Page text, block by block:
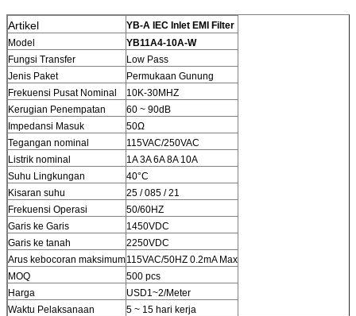
Artikel
YB-A IEC Inlet EMI Filter
Model
YB11A4-10A-W
Fungsi Transfer
Low Pass
Jenis Paket
Permukaan Gunung
Frekuensi Pusat Nominal
10K-30MHZ
Kerugian Penempatan
60 ~ 90dB
Impedansi Masuk
50Ω
Tegangan nominal
115VAC/250VAC
Listrik nominal
1A 3A 6A 8A 10A
Suhu Lingkungan
40°C
Kisaran suhu
25 / 085 / 21
Frekuensi Operasi
50/60HZ
Garis ke Garis
1450VDC
Garis ke tanah
2250VDC
Arus kebocoran maksimum115VAC/50HZ 0.2mA Max
MOQ
500 pcs
Harga
USD1~2/Meter
Waktu Pelaksanaan
5 ~ 15 hari kerja